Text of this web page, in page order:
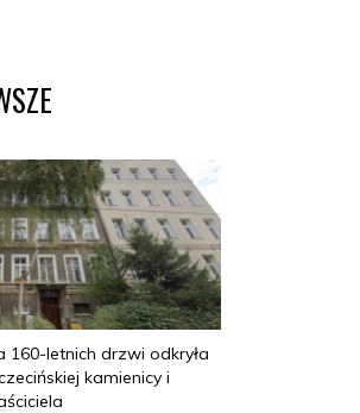
160-letnich drzwi odkryła
kamienicy i